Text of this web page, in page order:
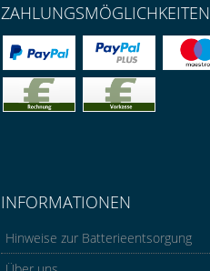
ZAHLUNGSMÖGLICHKEITEN
INFORMATIONEN
Hinweise zur Batterieentsorgung